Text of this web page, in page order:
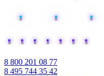
8 800 201 08 77
8 495 744 35 42